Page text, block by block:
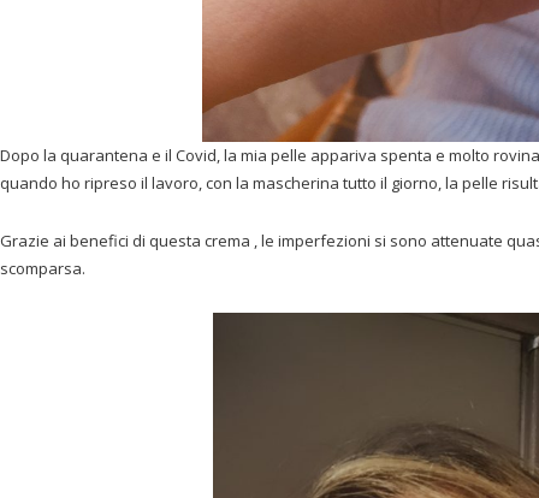
Dopo la quarantena e il Covid, la mia pelle appariva spenta e molto
quando ho ripreso il lavoro, con la mascherina tutto il giorno, la pelle
Grazie ai benefici di questa crema , le imperfezioni si sono attenuate
scomparsa.